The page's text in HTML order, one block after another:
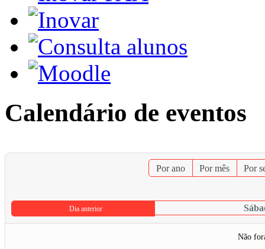
Calendário de eventos
Por ano Por mês Por
Dia anterior
Não